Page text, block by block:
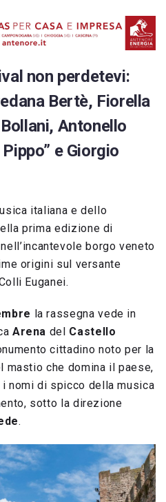
non perdetevi:
Bertè, Fiorella
Antonello
e Giorgio
italiana e dello
prima edizione di
nell’incantevole borgo veneto
origini sul versante
Euganei.
la rassegna vede in
Arena del Castello
cittadino noto per la
mastio che domina il paese,
i nomi di spicco della musica
sotto la direzione
.